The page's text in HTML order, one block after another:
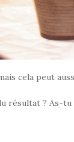
cela peut
résultat ? As-tu